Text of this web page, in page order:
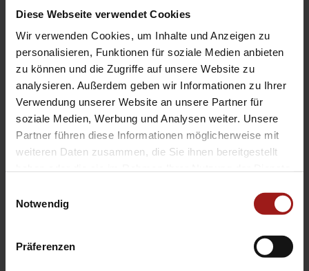
Diese Webseite verwendet Cookies
Wir verwenden Cookies, um Inhalte und Anzeigen zu
personalisieren, Funktionen für soziale Medien anbieten
zu können und die Zugriffe auf unsere Website zu
analysieren. Außerdem geben wir Informationen zu Ihrer
Verwendung unserer Website an unsere Partner für
soziale Medien, Werbung und Analysen weiter. Unsere
Partner führen diese Informationen möglicherweise mit
weiteren Daten zusammen, die Sie ihnen bereitgestellt
Notwendig
Präferenzen
EA Standorte
Ebbinghaus am Flughafen – Dortmund Sölde
Ebbinghaus am Tierpark – Dortmund Kirchhörde
Ebbinghaus Autozentrum – Dortmund Dorstfeld
Ebbinghaus Ford Store – Bochum
Ebbinghaus in Hamm
Ebbinghaus in Kamen
Ebbinghaus in Unna